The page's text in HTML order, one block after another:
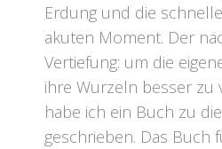
Erdung und die
akuten Moment. Der
Vertiefung: um die
ihre Wurzeln besser zu
habe ich ein Buch zu
geschrieben. Das Buch